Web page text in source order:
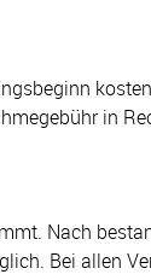
in
Nach
Bei allen